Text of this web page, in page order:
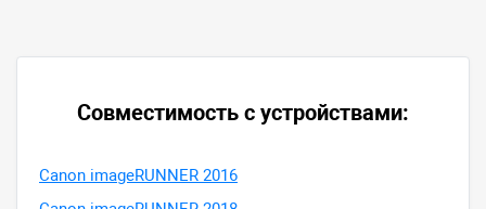
Совместимость с устройствами:
Canon imageRUNNER 2016